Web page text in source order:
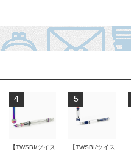
4
【TWSBI/ツイス
5
【TWSBI/ツイス